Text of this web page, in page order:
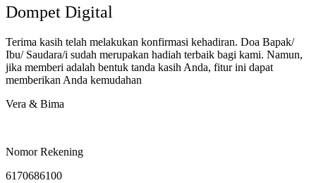
Dompet Digital
Terima kasih telah melakukan konfirmasi kehadiran. Doa Bapak/
Ibu/ Saudara/i sudah merupakan hadiah terbaik bagi kami. Namun,
jika memberi adalah bentuk tanda kasih Anda, fitur ini dapat
memberikan Anda kemudahan
Vera & Bima
Nomor Rekening
6170686100